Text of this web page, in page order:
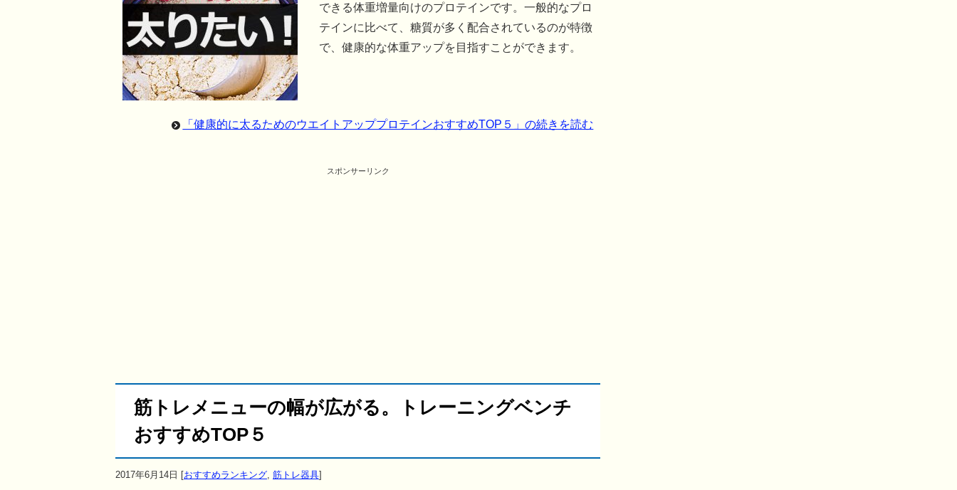
できる体重増量向けのプロテインです。一般的なプロ
テインに比べて、糖質が多く配合されているのが特徴
で、健康的な体重アップを目指すことができます。
「健康的に太るためのウエイトアッププロテインおすすめTOP５」の続きを読む
スポンサーリンク
筋トレメニューの幅が広がる。トレーニングベンチ
おすすめTOP５
2017年6月14日 [おすすめランキング 筋トレ器具]